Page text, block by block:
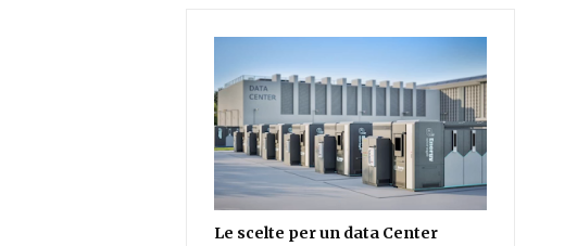
Le scelte per un data Center